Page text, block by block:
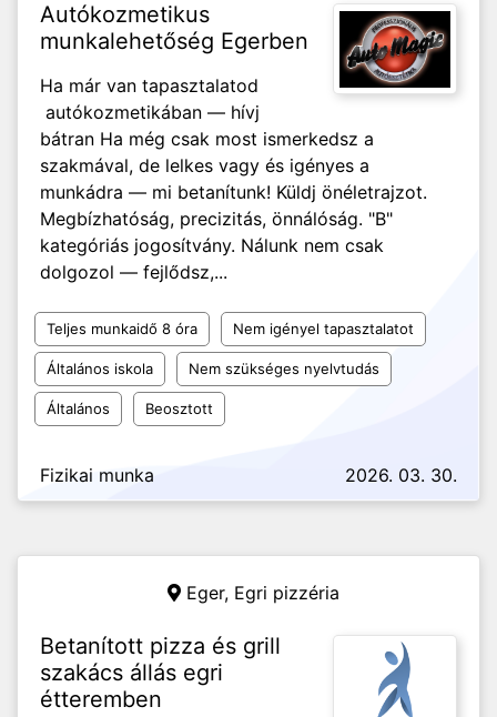
Autókozmetikus
munkalehetőség Egerben
Ha már van tapasztalatod
autókozmetikában — hívj
bátran Ha még csak most ismerkedsz a
szakmával, de lelkes vagy és igényes a
munkádra — mi betanítunk! Küldj önéletrajzot.
Megbízhatóság, precizitás, önnálóság. "B"
kategóriás jogosítvány. Nálunk nem csak
dolgozol — fejlődsz,...
Teljes munkaidő 8 óra Nem igényel tapasztalatot
Általános iskola Nem szükséges nyelvtudás
Általános Beosztott
Fizikai munka 2026. 03. 30.
Eger, Egri pizzéria
Betanított pizza és grill
szakács állás egri
étteremben